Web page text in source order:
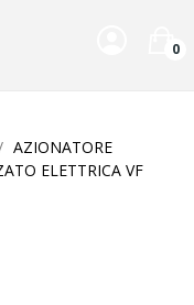
0
AZIONATORE
ELETTRICA VF